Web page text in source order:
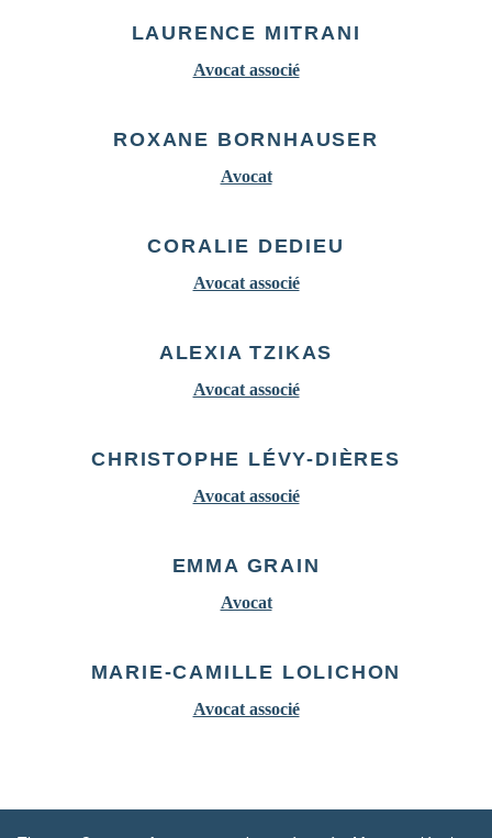
LAURENCE MITRANI
Avocat associé
ROXANE BORNHAUSER
Avocat
CORALIE DEDIEU
Avocat associé
ALEXIA TZIKAS
Avocat associé
CHRISTOPHE LÉVY-DIÈRES
Avocat associé
EMMA GRAIN
Avocat
MARIE-CAMILLE LOLICHON
Avocat associé